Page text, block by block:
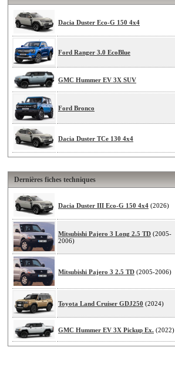
Dacia Duster Eco-G 150 4x4
Ford Ranger 3.0 EcoBlue
GMC Hummer EV 3X SUV
Ford Bronco
Dacia Duster TCe 130 4x4
Dernières fiches techniques
Dacia Duster III Eco-G 150 4x4 (2026)
Mitsubishi Pajero 3 Long 2.5 TD (2005-
2006)
Mitsubishi Pajero 3 2.5 TD (2005-2006)
Toyota Land Cruiser GDJ250 (2024)
GMC Hummer EV 3X Pickup Ex. (2022)